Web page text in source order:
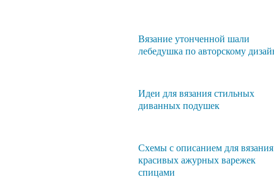
Вязание утонченной шали
лебедушка по авторскому
Идеи для вязания стильных
диванных подушек
Схемы с описанием для вязания
красивых ажурных варежек
спицами